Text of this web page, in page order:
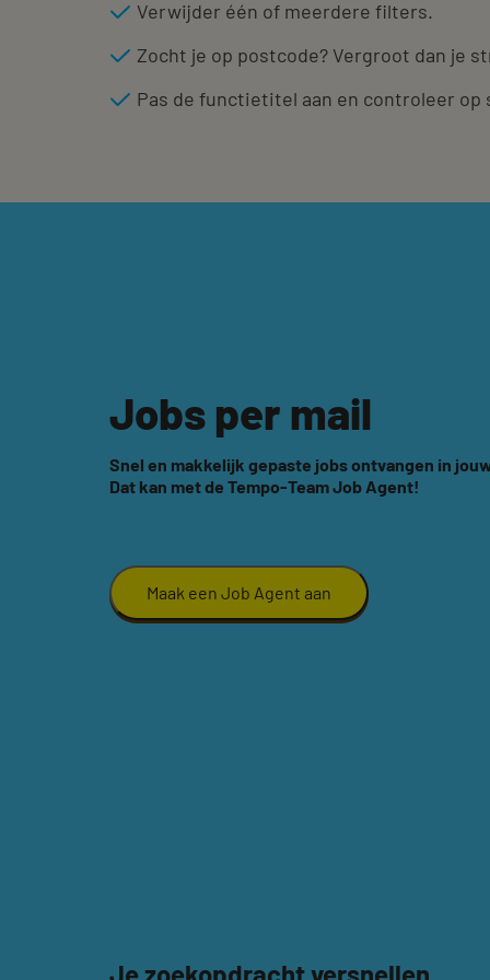
Verwijder één of meerdere filters.
Zocht je op postcode? Vergroot dan je
Pas de functietitel aan en controleer op
Jobs per mail
Snel en makkelijk gepaste jobs ontvangen in
Dat kan met de Tempo-Team Job Agent!
Maak een Job Agent aan